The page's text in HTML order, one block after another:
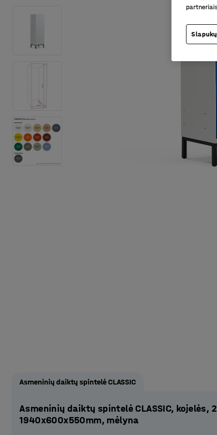
Asmeninių daiktų spintelė CLASSIC
Asmeninių daiktų spintelė CLASSIC, kojelės,
1940x600x550mm, mėlyna